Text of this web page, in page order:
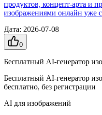
продуктов, концепт-арта и
изображениями онлайн уже
Дата: 2026-07-08
0
Бесплатный AI-генератор
Бесплатный AI-генератор
бесплатно, без регистрации
AI для изображений